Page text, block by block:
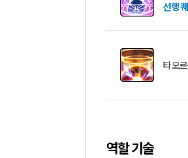
선행
타오
역할 기술